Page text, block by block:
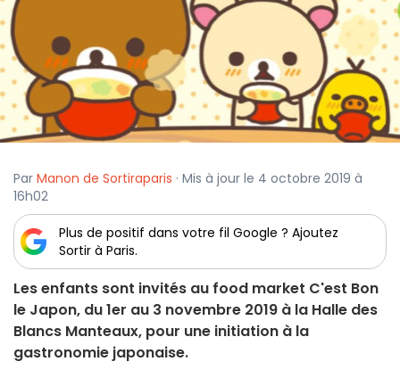
Par Manon de Sortiraparis · Mis à jour le 4 octobre 2019 à
16h02
Plus de positif dans votre fil Google ? Ajoutez
Sortir à Paris.
Les enfants sont invités au food market C'est Bon
le Japon, du 1er au 3 novembre 2019 à la Halle des
Blancs Manteaux, pour une initiation à la
gastronomie japonaise.